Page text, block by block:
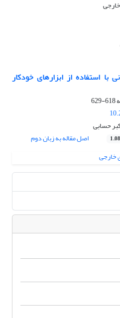
با استفاده از ابزارهای خودکار
618-629
حسابی
اصل مقاله به زبان دوم